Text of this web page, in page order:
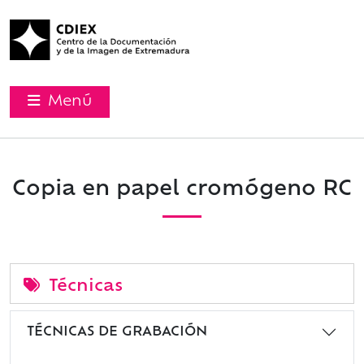
Menú
Copia en papel cromógeno RC
Técnicas
TÉCNICAS DE GRABACIÓN